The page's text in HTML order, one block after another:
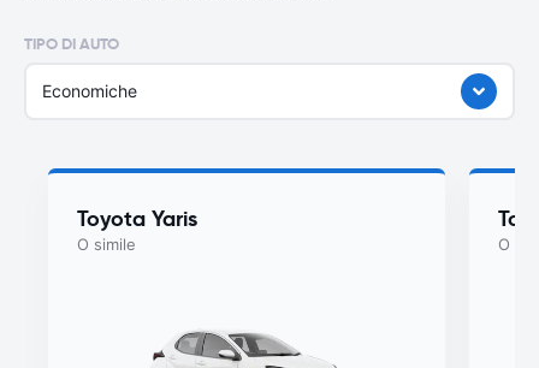
TIPO DI AUTO
Economiche
Toyota Yaris
O simile O